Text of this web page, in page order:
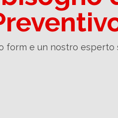
form e un nostro esperto